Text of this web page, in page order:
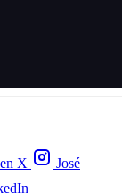
X
José